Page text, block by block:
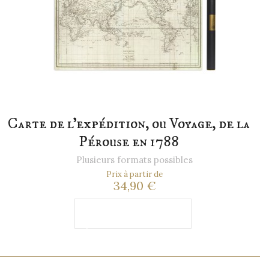
Carte de l'expédition, ou Voyage, de la
Pérouse en 1788
Plusieurs formats possibles
Prix à partir de
34,90 €